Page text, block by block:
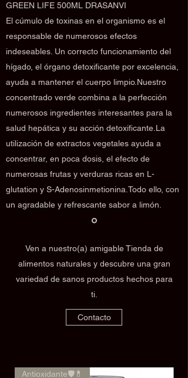
Ven a nuestro(a) amigable Tienda de
alimentos naturales y descubre una gran
variedad de sanos productos hechos para
ti.
Contacto
GREEN LIFE 500ML DRASANVI
El cúmulo de toxinas en el organismo es el
responsable de numerosos efectos
indeseables. Un correcto funcionamiento del
hígado, el órgano detoxificante por excelencia,
ayuda a mantener el cuerpo limpio.Nuestro
concentrado verde combina a la perfección
numerosos ingredientes interesantes para la
salud hepática y su acción detoxificante.La
utilización de extractos vegetales ayuda a
concentrar, en poca dosis, el efecto de
numerosas frutas y verduras ricas en L-
glutation y S-Adenosinmetionina.Todo ello, con
un agradable y refrescante sabor a limón.
Antioxidante🛡️💊